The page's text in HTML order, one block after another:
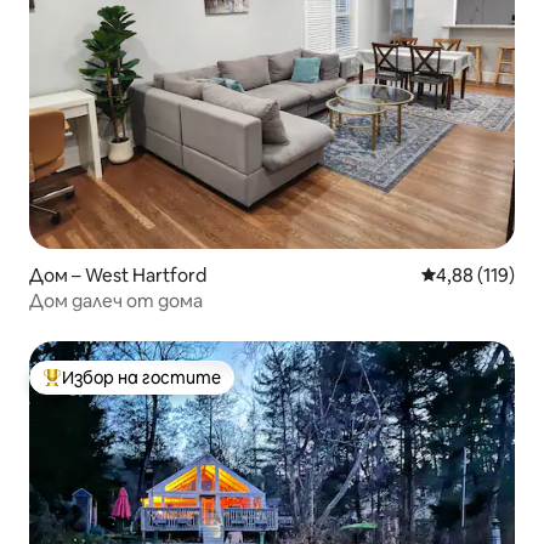
Дом – West Hartford Средна
4,88 (119)
Дом далеч от дома
Най-популярен избор на гостите
Избор на гостите